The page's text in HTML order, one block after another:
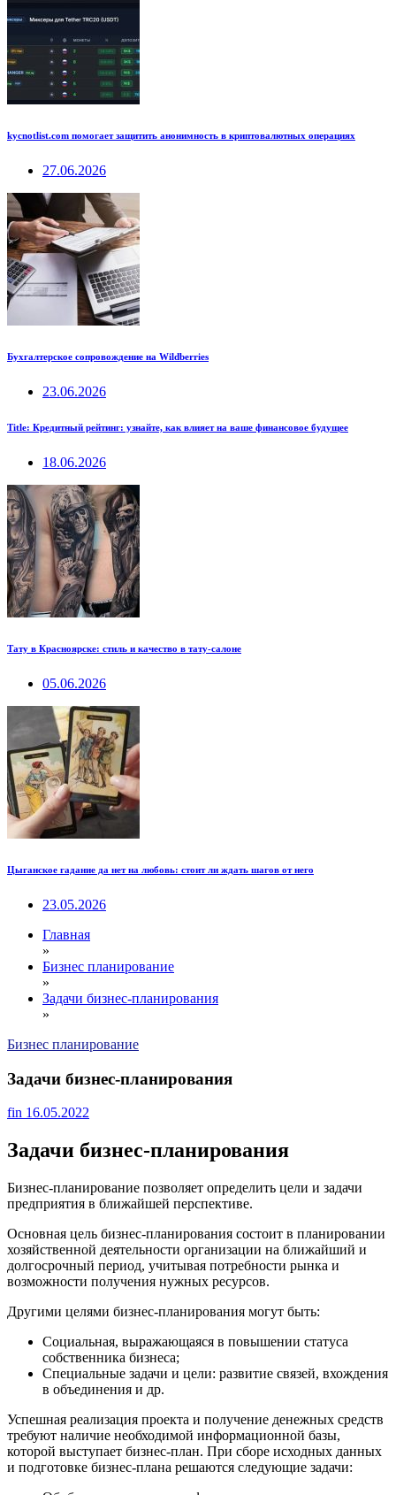
kycnotlist.com помогает защитить анонимность в криптовалютных операциях
27.06.2026
Бухгалтерское сопровождение на Wildberries
23.06.2026
Title: Кредитный рейтинг: узнайте, как влияет на ваше финансовое будущее
18.06.2026
Тату в Красноярске: стиль и качество в тату-салоне
05.06.2026
Цыганское гадание да нет на любовь: стоит ли ждать шагов от него
23.05.2026
Главная
»
Бизнес планирование
»
Задачи бизнес-планирования
»
Бизнес планирование
Задачи бизнес-планирования
fin 16.05.2022
Задачи бизнес-планирования
Бизнес-планирование позволяет определить цели и задачи
предприятия в ближайшей перспективе.
Основная цель бизнес-планирования состоит в планировании
хозяйственной деятельности организации на ближайший и
долгосрочный период, учитывая потребности рынка и
возможности получения нужных ресурсов.
Другими целями бизнес-планирования могут быть:
Социальная, выражающаяся в повышении статуса
собственника бизнеса;
Специальные задачи и цели: развитие связей, вхождения
в объединения и др.
Успешная реализация проекта и получение денежных средств
требуют наличие необходимой информационной базы,
которой выступает бизнес-план. При сборе исходных данных
и подготовке бизнес-плана решаются следующие задачи: